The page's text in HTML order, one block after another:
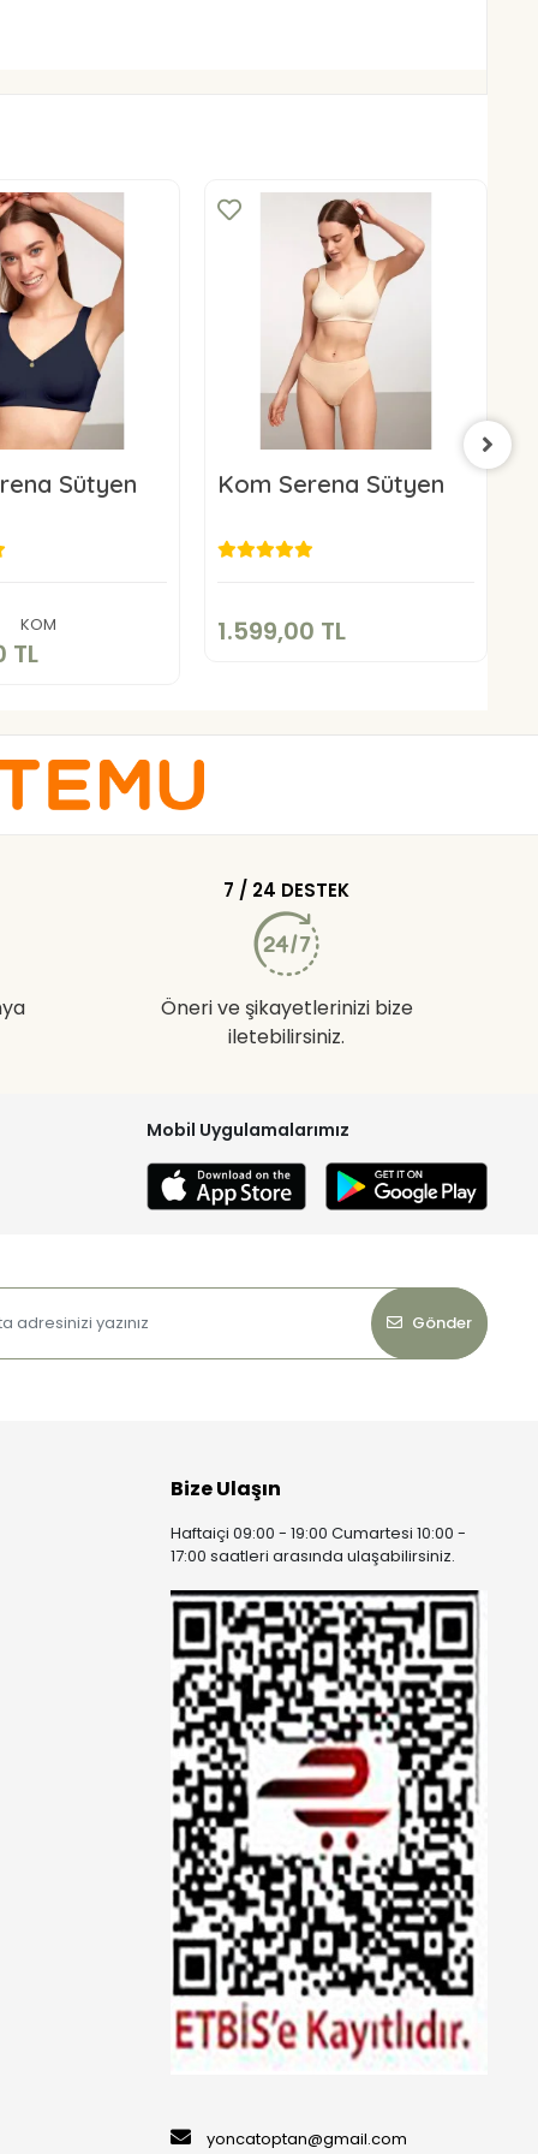
Sütyen
KOM
TL
Sepete Ekle
Kom Serena Sütyen
1.599,00 TL
1.599,00 TL
7 / 24 DESTEK
Öneri ve şikayetlerinizi bize
iletebilirsiniz.
Mobil Uygulamalarımız
Gönder
Bize Ulaşın
Haftaiçi 09:00 - 19:00 Cumartesi 10:00 -
17:00 saatleri arasında ulaşabilirsiniz.
yoncatoptan@gmail.com